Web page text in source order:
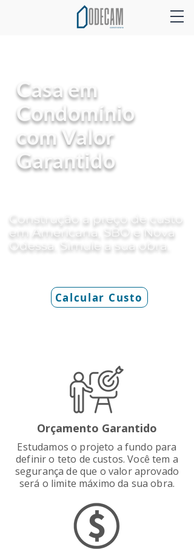
Casa em
Condomínio
com Valor
Garantido
Calcular Custo
Construção a preço de custo
em Americana, SBO e Nova
Odessa. Simule a sua obra.
Orçamento Garantido
Estudamos o projeto a fundo para
definir o teto de custos. Você tem a
segurança de que o valor aprovado
será o limite máximo da sua obra.